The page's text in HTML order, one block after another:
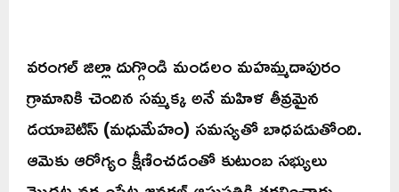
వరంగల్ జిల్లా దుగ్గొండి మండలం మహమ్మదాపురం
గ్రామానికి చెందిన సమ్మక్క అనే మహిళ తీవ్రమైన
డయాబెటిస్ (మధుమేహం) సమస్యతో బాధపడుతోంది.
ఆమెకు ఆరోగ్యం క్షీణించడంతో కుటుంబ సభ్యులు